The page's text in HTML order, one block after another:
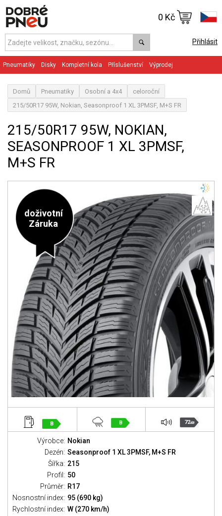
Přihlásit
0 Kč
Pneumatiky Disky Kompletní kola Příslušenství Výprodej
Domů Pneumatiky Osobní a 4x4
celoroční
215/50R17 95W, Nokian, Seasonproof 1 XL 3PMSF, M+S FR
215/50R17 95W, NOKIAN,
SEASONPROOF 1 XL 3PMSF,
M+S FR
doživotní
Záruka
B B 72dB
Výrobce: Nokian
Dezén: Seasonproof 1 XL 3PMSF, M+S FR
Šířka: 215
Profil: 50
Průměr: R17
Nosnostní index: 95 (690 kg)
Rychlostní index: W (270 km/h)